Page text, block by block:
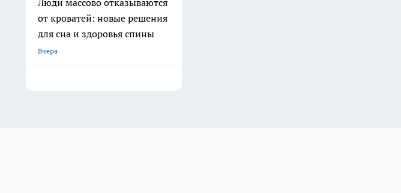
Люди массово отказываются
от кроватей: новые решения
для сна и здоровья спины
Вчера